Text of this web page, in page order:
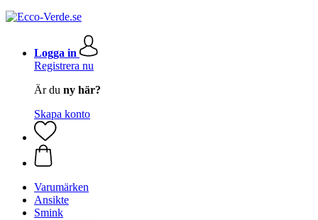
Logga in
Registrera nu
Är du ny här?
Skapa konto
Varumärken
Ansikte
Smink